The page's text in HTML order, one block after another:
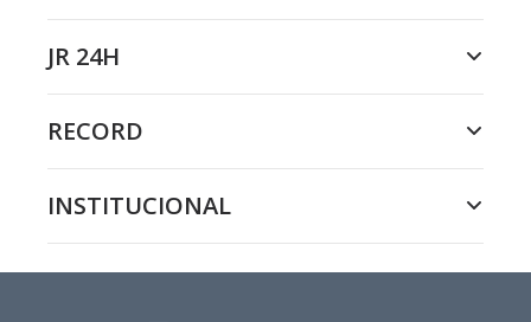
JR 24H
RECORD
INSTITUCIONAL